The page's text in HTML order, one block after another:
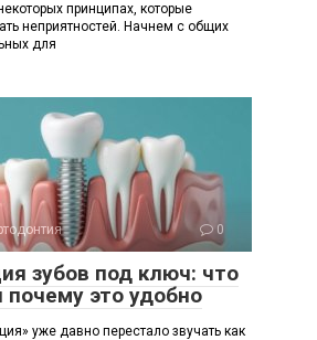
принципах, которые
неприятностей. Начнем с общих
для
0
зубов под ключ: что
почему это удобно
уже давно перестало звучать как